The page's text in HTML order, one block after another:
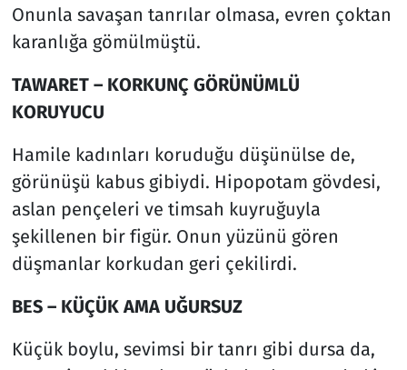
Onunla savaşan tanrılar olmasa, evren çoktan
karanlığa gömülmüştü.
TAWARET – KORKUNÇ GÖRÜNÜMLÜ
KORUYUCU
Hamile kadınları koruduğu düşünülse de,
görünüşü kabus gibiydi. Hipopotam gövdesi,
aslan pençeleri ve timsah kuyruğuyla
şekillenen bir figür. Onun yüzünü gören
düşmanlar korkudan geri çekilirdi.
BES – KÜÇÜK AMA UĞURSUZ
Küçük boylu, sevimsi bir tanrı gibi dursa da,